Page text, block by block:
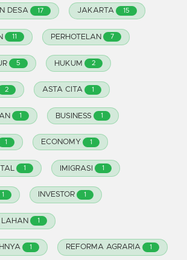
DESA 17 JAKARTA 15
11 PERHOTELAN 7
5 HUKUM 2
2 ASTA CITA 1
1 BUSINESS 1
1 ECONOMY 1
1 IMIGRASI 1
1 INVESTOR 1
LAHAN 1
1 REFORMA AGRARIA 1